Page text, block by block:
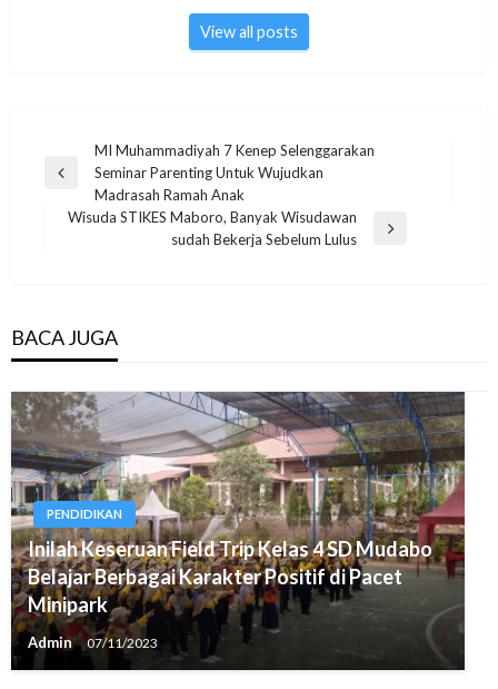
View all posts
navigation
Previous
MI Muhammadiyah 7 Kenep Selenggarakan
Seminar Parenting Untuk Wujudkan
Madrasah Ramah Anak
Wisuda STIKES Maboro, Banyak Wisudawan
sudah Bekerja Sebelum Lulus
BACA JUGA
PENDIDIKAN
Inilah Keseruan Field Trip Kelas 4 SD Mudabo
Belajar Berbagai Karakter Positif di Pacet
Minipark
Admin 07/11/2023